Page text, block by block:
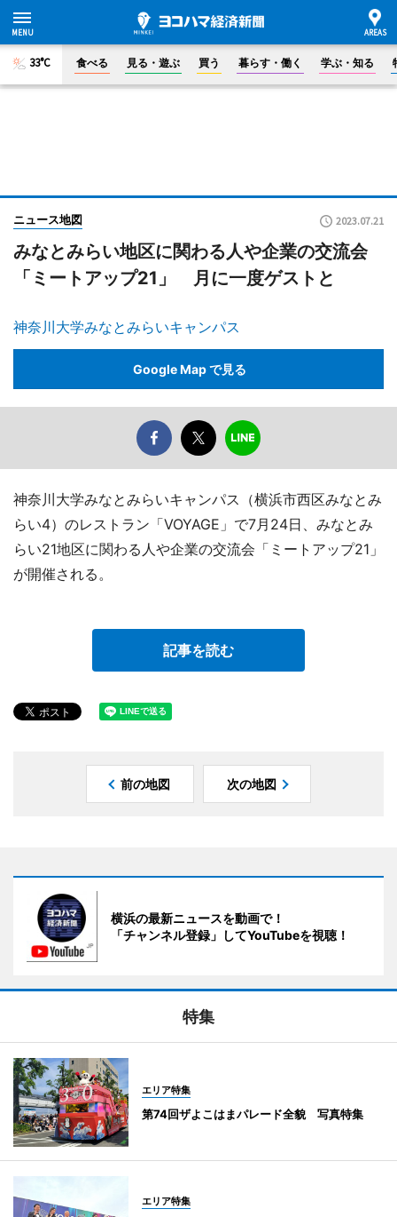
33°C 食べる 見る・遊ぶ 買う 暮らす・働く 学ぶ・知る
ニュース地図 2023.07.21
みなとみらい地区に関わる人や企業の交流会
「ミートアップ21」 月に一度ゲストと
神奈川大学みなとみらいキャンパス
Google Map で見る
神奈川大学みなとみらいキャンパス（横浜市西区みなとみ
らい4）のレストラン「VOYAGE」で7月24日、みなとみ
らい21地区に関わる人や企業の交流会「ミートアップ21」
が開催される。
記事を読む
前の地図 次の地図
横浜の最新ニュースを動画で！
「チャンネル登録」してYouTubeを視聴！
特集
エリア特集
第74回ザよこはまパレード全貌 写真特集
エリア特集